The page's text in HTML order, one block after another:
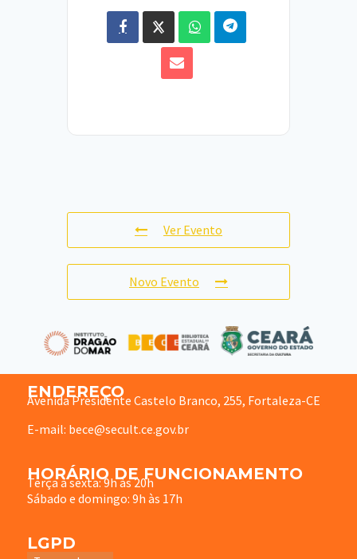
Ver Evento
Novo Evento
ENDEREÇO
Avenida Presidente Castelo Branco, 255, Fortaleza-CE
E-mail: bece@secult.ce.gov.br
HORÁRIO DE FUNCIONAMENTO
Terça à sexta: 9h às 20h
Sábado e domingo: 9h às 17h
LGPD